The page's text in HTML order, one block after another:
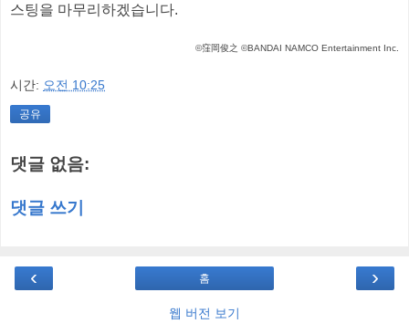
스팅을 마무리하겠습니다.
©窪岡俊之 ©BANDAI NAMCO Entertainment Inc.
시간: 오전 10:25
공유
댓글 없음:
댓글 쓰기
‹ ›
홈
웹 버전 보기